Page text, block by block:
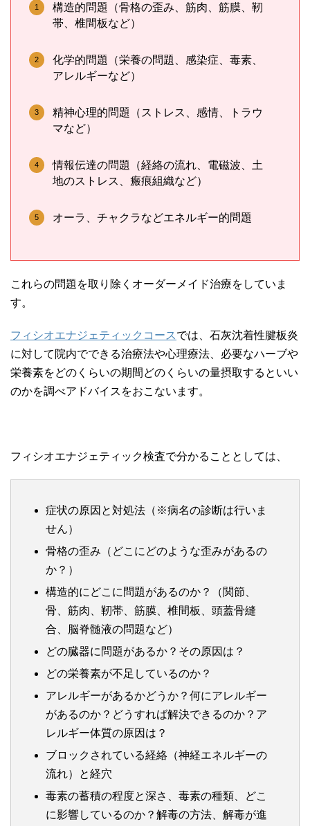
構造的問題（骨格の歪み、筋肉、筋膜、靭
帯、椎間板など）
化学的問題（栄養の問題、感染症、毒素、
アレルギーなど）
精神心理的問題（ストレス、感情、トラウ
マなど）
情報伝達の問題（経絡の流れ、電磁波、土
地のストレス、瘢痕組織など）
オーラ、チャクラなどエネルギー的問題
これらの問題を取り除くオーダーメイド治療をしていま
す。
フィシオエナジェティックコース では、石灰沈着性腱板炎
に対して院内でできる治療法や心理療法、必要なハーブや
栄養素をどのくらいの期間どのくらいの量摂取するといい
のかを調べアドバイスをおこないます。
フィシオエナジェティック検査で分かることとしては、
症状の原因と対処法（※病名の診断は行いま
せん）
骨格の歪み（どこにどのような歪みがあるの
か？）
構造的にどこに問題があるのか？（関節、
骨、筋肉、靭帯、筋膜、椎間板、頭蓋骨縫
合、脳脊髄液の問題など）
どの臓器に問題があるか？その原因は？
どの栄養素が不足しているのか？
アレルギーがあるかどうか？何にアレルギー
があるのか？どうすれば解決できるのか？ア
レルギー体質の原因は？
ブロックされている経絡（神経エネルギーの
流れ）と経穴
毒素の蓄積の程度と深さ、毒素の種類、どこ
に影響しているのか？解毒の方法、解毒が進